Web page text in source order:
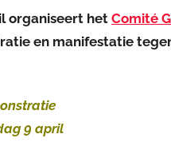
organiseert het Comité
en manifestatie
9 april